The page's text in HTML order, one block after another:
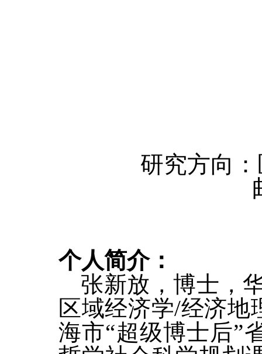
研究方向
个人简介：
张新放，博士，
区域经济学/经济地
海市“超级博士后”